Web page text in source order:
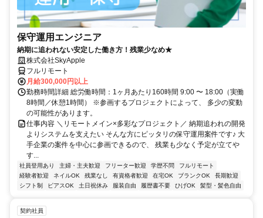
保守運用エンジニア
納期に追われない安定した働き方！残業少なめ★
株式会社SkyApple
フルリモート
月給300,000円以上
勤務時間詳細 総労働時間：1ヶ月あたり160時間 9:00 〜 18:00（実働
8時間／休憩1時間） ※参画するプロジェクトによって、 多少の変動
の可能性があります。
仕事内容 ＼リモートメイン×多彩なプロジェクト／ 納期追われの開発
よりシステムを支えたい そんな方にピッタリの保守運用案件です♪ 大
手企業の案件を中心に参画できるので、 残業も少なく予定が立てや
す...
社員登用あり 主婦・主夫歓迎 フリーター歓迎 学歴不問
フルリモート
経験者歓迎
ネイルOK 残業なし 有資格者歓迎 在宅OK ブランクOK
長期歓迎
シフト制
ピアスOK 土日祝休み 服装自由 履歴書不要 ひげOK 髪型・髪色自由
契約社員